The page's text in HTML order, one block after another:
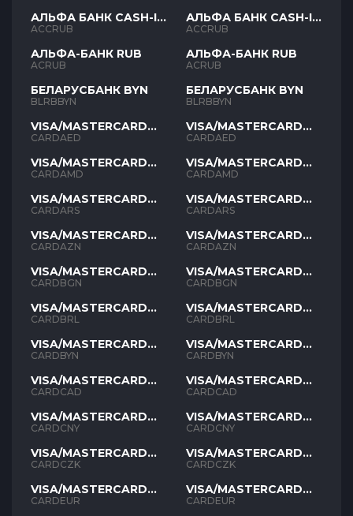
АЛЬФА БАНК CASH-IN
RUB
ACCRUB
АЛЬФА-БАНК RUB
ACRUB
БЕЛАРУСБАНК BYN
BLRBBYN
VISA/MASTERCARD
AED
CARDAED
VISA/MASTERCARD
AMD
CARDAMD
VISA/MASTERCARD
ARS
CARDARS
VISA/MASTERCARD
AZN
CARDAZN
VISA/MASTERCARD
BGN
CARDBGN
VISA/MASTERCARD
BRL
CARDBRL
VISA/MASTERCARD
BYN
CARDBYN
VISA/MASTERCARD
CAD
CARDCAD
VISA/MASTERCARD
CNY
CARDCNY
VISA/MASTERCARD
CZK
CARDCZK
VISA/MASTERCARD
EUR
CARDEUR
АЛЬФА БАНК CASH-IN
RUB
ACCRUB
АЛЬФА-БАНК RUB
ACRUB
БЕЛАРУСБАНК BYN
BLRBBYN
VISA/MASTERCARD
AED
CARDAED
VISA/MASTERCARD
AMD
CARDAMD
VISA/MASTERCARD
ARS
CARDARS
VISA/MASTERCARD
AZN
CARDAZN
VISA/MASTERCARD
BGN
CARDBGN
VISA/MASTERCARD
BRL
CARDBRL
VISA/MASTERCARD
BYN
CARDBYN
VISA/MASTERCARD
CAD
CARDCAD
VISA/MASTERCARD
CNY
CARDCNY
VISA/MASTERCARD
CZK
CARDCZK
VISA/MASTERCARD
EUR
CARDEUR